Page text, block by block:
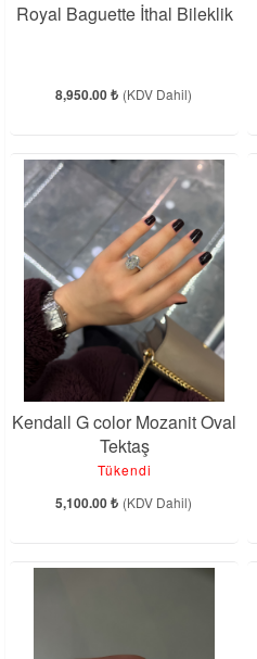
Royal Baguette İthal Bileklik
8,950.00 ₺ (KDV Dahil)
Kendall G color Mozanit Oval
Tektaş
5,100.00 ₺ (KDV Dahil)
Tükendi